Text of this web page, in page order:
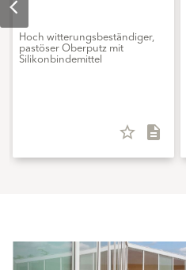
Hoch witterungsbeständiger,
pastöser Oberputz mit
Silikonbindemittel
star_border description